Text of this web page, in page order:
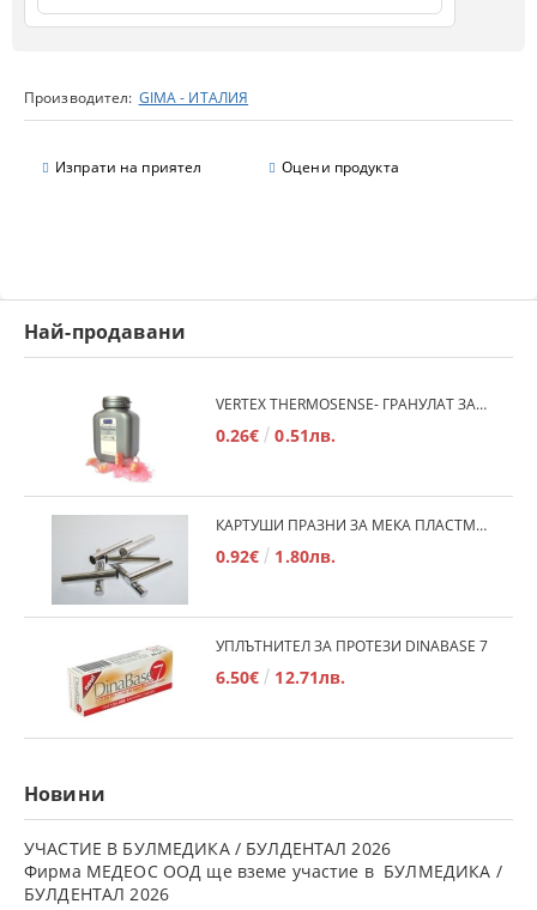
Производител: GIMA - ИТАЛИЯ
Изпрати на приятел Оцени продукта
Най-продавани
VERTEX THERMOSENSE- ГРАНУЛАТ ЗА МЕКИ ПРОТЕЗИ
0.26€ 0.51лв.
КАРТУШИ ПРАЗНИ ЗА МЕКА ПЛАСТМАСА
0.92€ 1.80лв.
УПЛЪТНИТЕЛ ЗА ПРОТЕЗИ DINABASE 7
6.50€ 12.71лв.
Новини
УЧАСТИЕ В БУЛМЕДИКА / БУЛДЕНТАЛ 2026
Фирма МЕДЕОС ООД ще вземе участие в БУЛМЕДИКА /
БУЛДЕНТАЛ 2026